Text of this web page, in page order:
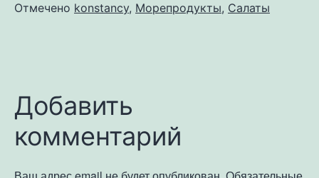
Отмечено konstancy, Морепродукты, Салаты
Добавить
комментарий